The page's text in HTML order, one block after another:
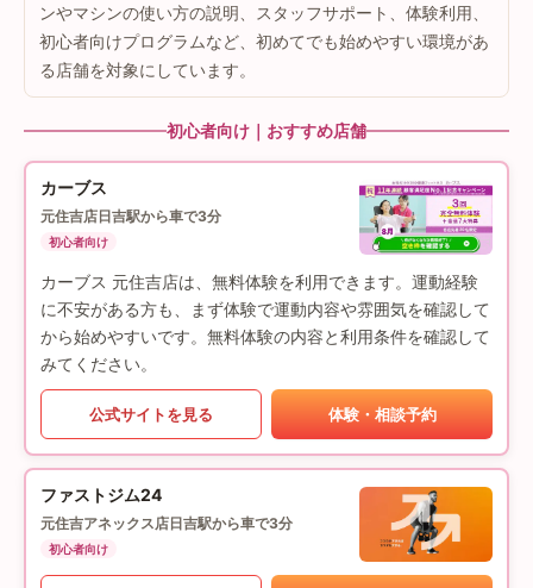
ンやマシンの使い方の説明、スタッフサポート、体験利用、
初心者向けプログラムなど、初めてでも始めやすい環境があ
る店舗を対象にしています。
初心者向け｜おすすめ店舗
カーブス
元住吉店日吉駅から車で3分
初心者向け
カーブス 元住吉店は、無料体験を利用できます。運動経験
に不安がある方も、まず体験で運動内容や雰囲気を確認して
から始めやすいです。無料体験の内容と利用条件を確認して
みてください。
公式サイトを見る 体験・相談予約
ファストジム24
元住吉アネックス店日吉駅から車で3分
初心者向け